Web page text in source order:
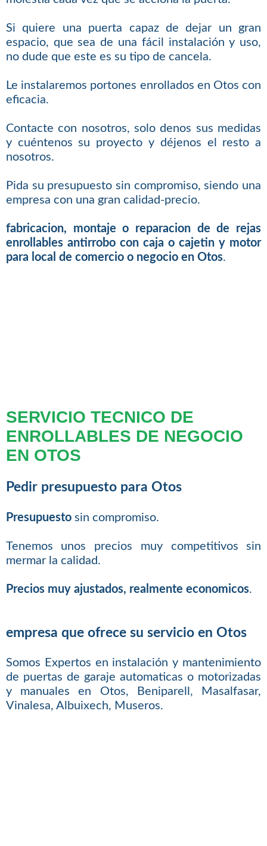
Si quiere una puerta capaz de dejar un gran
espacio, que sea de una fácil instalación y uso,
no dude que este es su tipo de cancela.
Le instalaremos portones enrollados en Otos con
eficacia.
Contacte con nosotros, solo denos sus medidas
y cuéntenos su proyecto y déjenos el resto a
nosotros.
Pida su presupuesto sin compromiso, siendo una
empresa con una gran calidad-precio.
fabricacion, montaje o reparacion de de rejas
enrollables antirrobo con caja o cajetin y motor
para local de comercio o negocio en Otos.
SERVICIO TECNICO DE
ENROLLABLES DE NEGOCIO
EN OTOS
Pedir presupuesto para Otos
Presupuestosin compromiso.
Tenemos unos precios muy competitivos sin
mermar la calidad.
Precios muy ajustados, realmente economicos.
empresa que ofrece su servicio en Otos
Somos Expertos en instalación y mantenimiento
de puertas de garaje automaticas o motorizadas
y manuales en Otos, Beniparell, Masalfasar,
Vinalesa, Albuixech, Museros.